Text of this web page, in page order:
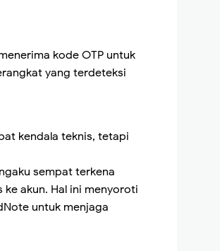
kode OTP untuk
yang terdeteksi
kendala teknis, tetapi
sempat terkena
akun. Hal ini menyoroti
untuk menjaga